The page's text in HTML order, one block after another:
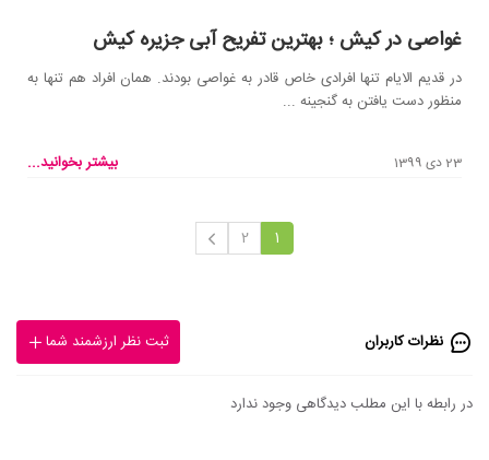
غواصی در کیش ؛ بهترین تفریح آبی جزیره کیش
در قدیم الایام تنها افرادی خاص قادر به غواصی بودند. همان افراد هم تنها به
منظور دست یافتن به گنجینه ...
23 دی 1399 بیشتر بخوانید...
1
2
نظرات کاربران ثبت نظر ارزشمند شما
در رابطه با این مطلب دیدگاهی وجود ندارد